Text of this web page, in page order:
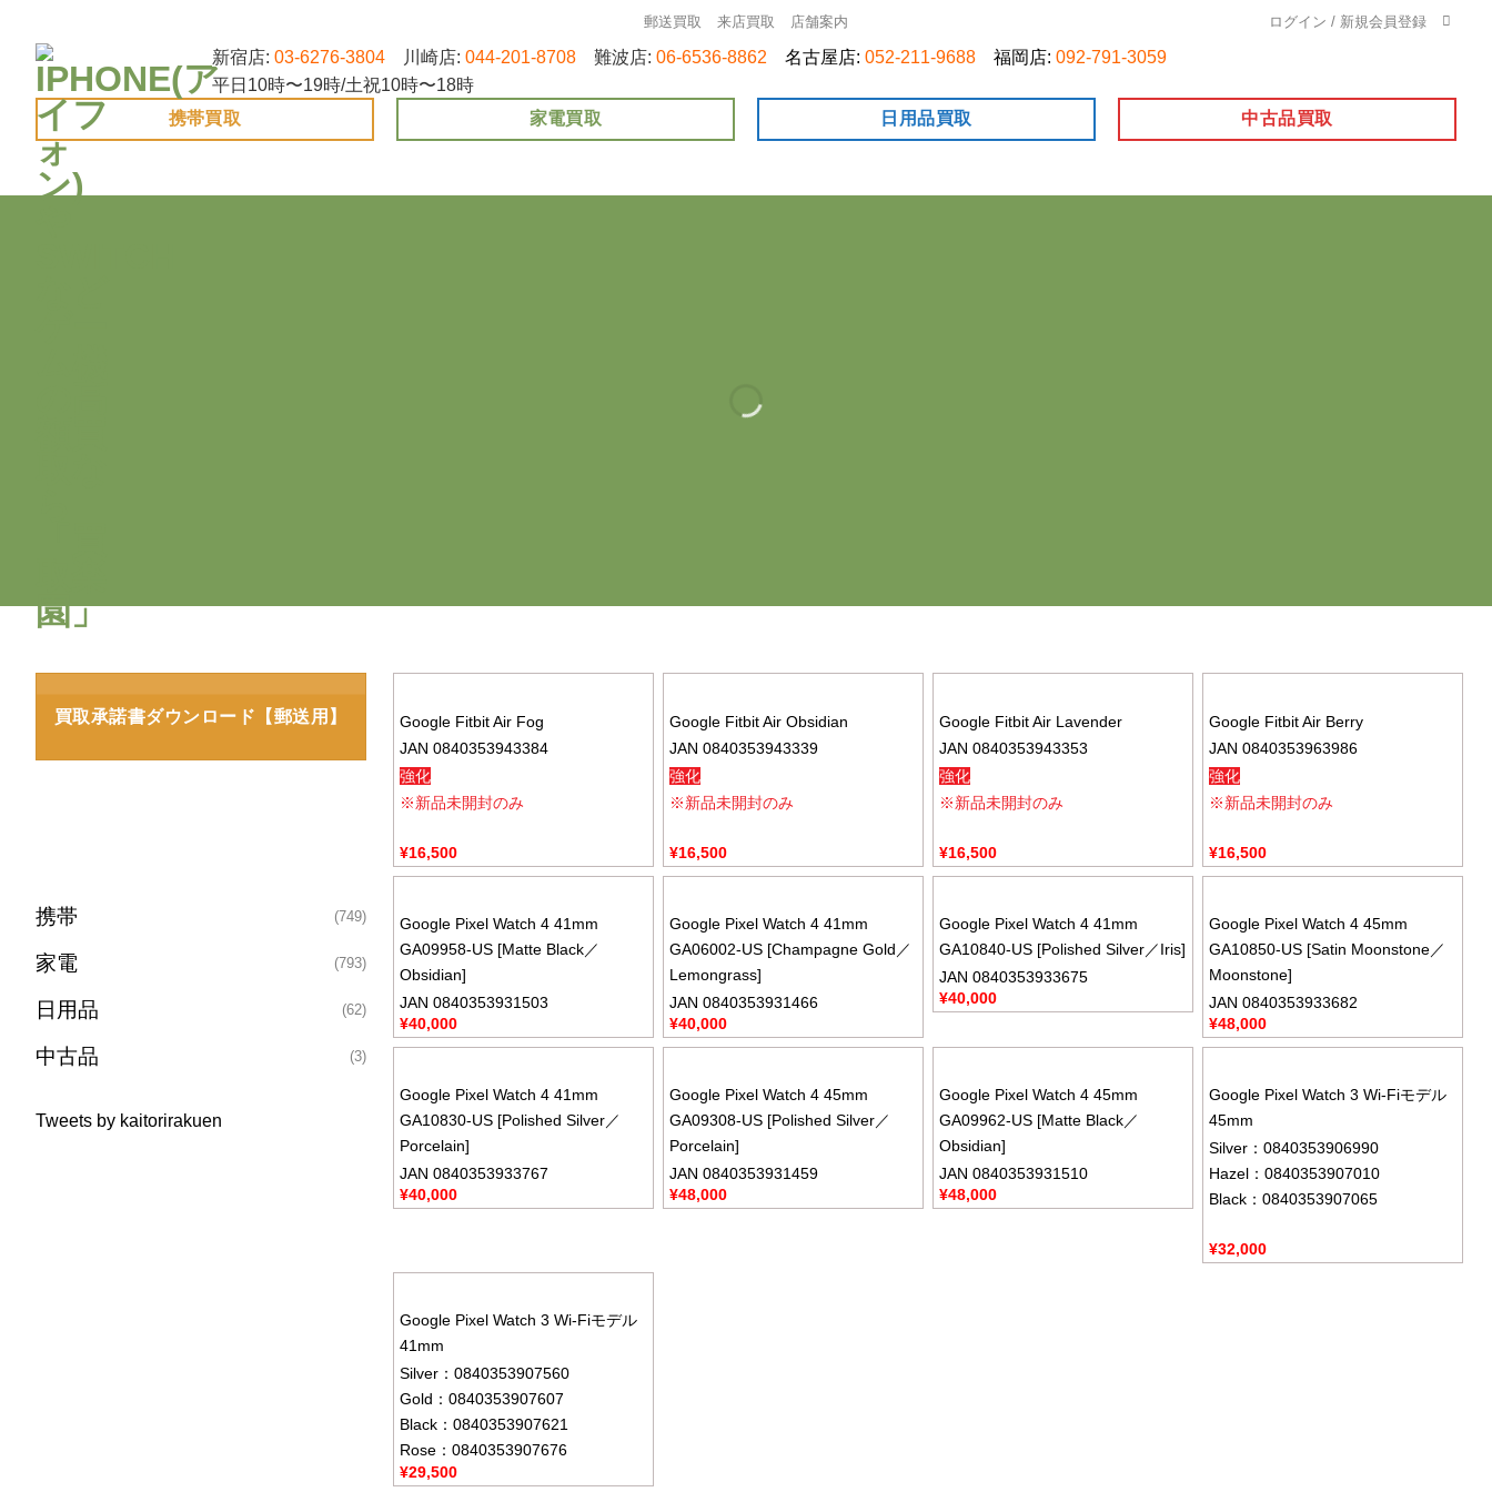
content
郵送買取 来店買取 店舗案内 ログイン / 新規会員登録
新宿店: 03-6276-3804 川崎店: 044-201-8708 難波店: 06-6536-8862 名古屋店: 052-211-9688 福岡店: 092-791-3059
平日10時〜19時/土祝10時〜18時
携帯買取
家電買取 日用品買取 中古品買取
買取承諾書ダウンロード【郵送用】
携帯 (749)
家電 (793)
日用品 (62)
中古品 (3)
Tweets by kaitorirakuen
Google Fitbit Air Fog
JAN 0840353943384
強化
※新品未開封のみ
¥16,500
Google Fitbit Air Obsidian
JAN 0840353943339
強化
※新品未開封のみ
¥16,500
Google Fitbit Air Lavender
JAN 0840353943353
強化
※新品未開封のみ
¥16,500
Google Fitbit Air Berry
JAN 0840353963986
強化
※新品未開封のみ
¥16,500
Google Pixel Watch 4 41mm
GA09958-US [Matte Black／
Obsidian]
JAN 0840353931503
¥40,000
Google Pixel Watch 4 41mm
GA06002-US [Champagne Gold／
Lemongrass]
JAN 0840353931466
¥40,000
Google Pixel Watch 4 41mm
GA10840-US [Polished Silver／Iris]
JAN 0840353933675
¥40,000
Google Pixel Watch 4 45mm
GA10850-US [Satin Moonstone／
Moonstone]
JAN 0840353933682
¥48,000
Google Pixel Watch 4 41mm
GA10830-US [Polished Silver／
Porcelain]
JAN 0840353933767
¥40,000
Google Pixel Watch 4 45mm
GA09308-US [Polished Silver／
Porcelain]
JAN 0840353931459
¥48,000
Google Pixel Watch 4 45mm
GA09962-US [Matte Black／
Obsidian]
JAN 0840353931510
¥48,000
Google Pixel Watch 3 Wi-Fiモデル
45mm
Silver：0840353906990
Hazel：0840353907010
Black：0840353907065
¥32,000
Google Pixel Watch 3 Wi-Fiモデル
41mm
Silver：0840353907560
Gold：0840353907607
Black：0840353907621
Rose：0840353907676
¥29,500